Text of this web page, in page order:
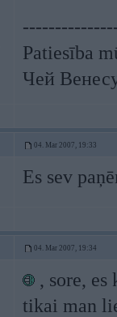
Patiesība
Чей
04. Mar 2007, 19:33
Es sev
04. Mar 2007, 19:34
, sore,
tikai man